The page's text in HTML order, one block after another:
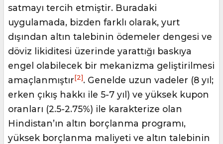
satmayı tercih etmiştir. Buradaki
uygulamada, bizden farklı olarak, yurt
dışından altın talebinin ödemeler dengesi ve
döviz likiditesi üzerinde yarattığı baskıya
engel olabilecek bir mekanizma geliştirilmesi
amaçlanmıştır[2]. Genelde uzun vadeler (8 yıl;
erken çıkış hakkı ile 5-7 yıl) ve yüksek kupon
oranları (2.5-2.75%) ile karakterize olan
Hindistan’ın altın borçlanma programı,
yüksek borçlanma maliyeti ve altın talebinin